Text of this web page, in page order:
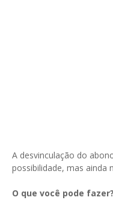
A desvinculação do
possibilidade, mas ainda
O que você pode fazer?